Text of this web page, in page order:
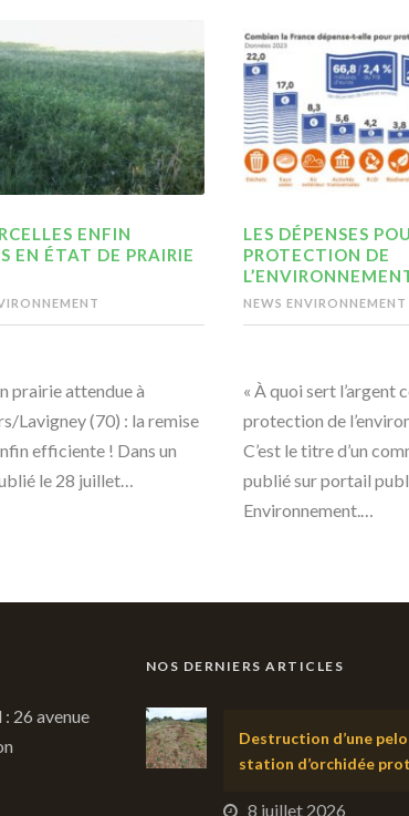
ENFIN
EN ÉTAT DE PRAIRIE
prairie attendue à
Lavigney (70) : la remise
efficiente ! Dans un
le 28 juillet…
LES DÉPENSES
PROTECTION DE
NEWS ENVIRONNEMENT
« À quoi sert l’argent
protection de
C’est le titre d’un
publié sur portail
Environnement.…
26 avenue
NOS DERNIERS ARTICLES
Destruction d’une
station d’orchidée
8 juillet 2026